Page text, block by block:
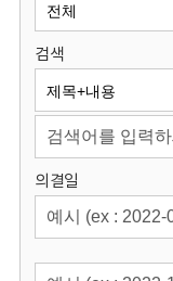
검색
의결일